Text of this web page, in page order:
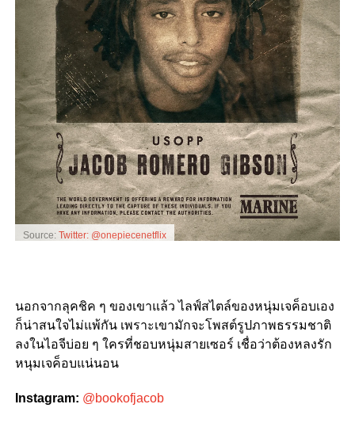
Source: Twitter: @onepiecenetflix
นอกจากลุคชิค ๆ ของเขาแล้ว ไลฟ์สไตล์ของหนุ่มเจค็อบเอง
ก็น่าสนใจไม่แพ้กัน เพราะเขามักจะโพสต์รูปภาพธรรมชาติ
ลงในไอจีบ่อย ๆ ใครที่ชอบหนุ่มสายเซอร์ เชื่อว่าต้องหลงรัก
หนุมเจค็อบแน่นอน
Instagram: @bookofjacob